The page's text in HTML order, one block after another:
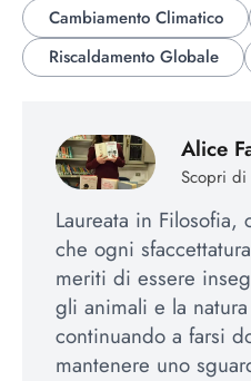
Cambiamento Climatico
Riscaldamento Globale
Alice
Scopri
Laureata in Filosofia,
che ogni
meriti di essere
gli animali e la
continuando a farsi
mantenere uno